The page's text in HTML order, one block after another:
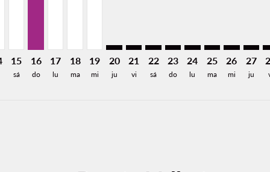
15
sá
16
do
17
lu
18
ma
19
mi
20
ju
21
vi
22
sá
23
do
24
lu
25
ma
26
mi
27
ju